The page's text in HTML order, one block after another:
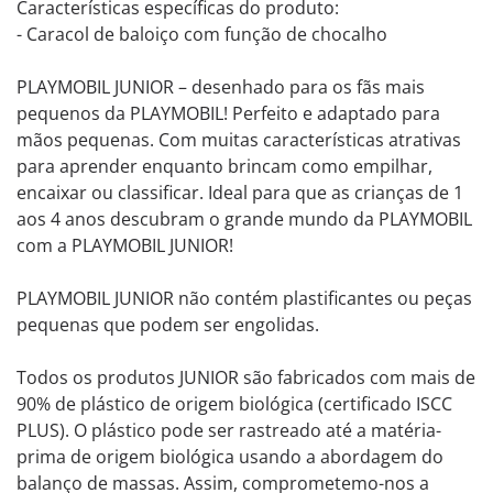
Características específicas do produto:
- Caracol de baloiço com função de chocalho
PLAYMOBIL JUNIOR – desenhado para os fãs mais
pequenos da PLAYMOBIL! Perfeito e adaptado para
mãos pequenas. Com muitas características atrativas
para aprender enquanto brincam como empilhar,
encaixar ou classificar. Ideal para que as crianças de 1
aos 4 anos descubram o grande mundo da PLAYMOBIL
com a PLAYMOBIL JUNIOR!
PLAYMOBIL JUNIOR não contém plastificantes ou peças
pequenas que podem ser engolidas.
Todos os produtos JUNIOR são fabricados com mais de
90% de plástico de origem biológica (certificado ISCC
PLUS). O plástico pode ser rastreado até a matéria-
prima de origem biológica usando a abordagem do
balanço de massas. Assim, comprometemo-nos a